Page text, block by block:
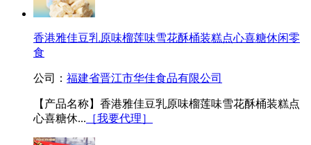
香港雅佳豆乳原味榴莲味雪花酥桶装糕点心喜糖休闲零
食
公司： 福建省晋江市华佳食品有限公司
【产品名称】香港雅佳豆乳原味榴莲味雪花酥桶装糕点
心喜糖休... ［我要代理］